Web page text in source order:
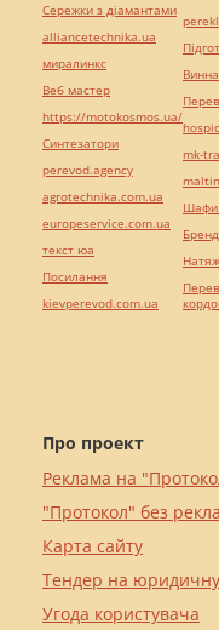
Про проект
Реклама на
"Протокол" без
Карта сайту
Тендер на юридичну
Угода користувача
Сережки з діамантами
alliancetechnika.ua
миралинкс
Веб мастер
https://motokosmos.ua/
Синтезатори
perevod.agency
agrotechnika.com.ua
europeservice.com.ua
текст юа
Посилання
kievperevod.com.ua
mk-
Шафи